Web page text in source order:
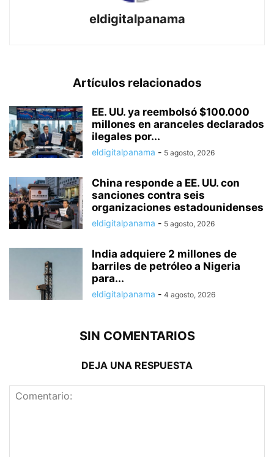
eldigitalpanama
Artículos relacionados
EE. UU. ya reembolsó $100.000
millones en aranceles declarados
ilegales por...
eldigitalpanama - 5 agosto, 2026
China responde a EE. UU. con
sanciones contra seis
organizaciones estadounidenses
eldigitalpanama - 5 agosto, 2026
India adquiere 2 millones de
barriles de petróleo a Nigeria
para...
eldigitalpanama - 4 agosto, 2026
SIN COMENTARIOS
DEJA UNA RESPUESTA